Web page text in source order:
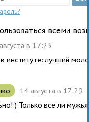
всеми
в 17:23
институте: лучший
14 августа в 17:29
Только все ли